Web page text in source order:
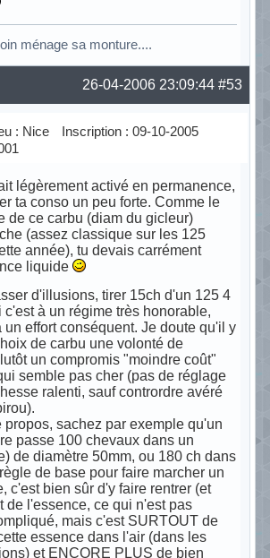
ménage sa monture....
#53
26-04-2006 23:09:44
: Nice
Inscription : 09-10-2005
légèrement activé en permanence,
ta conso un peu forte. Comme le
de ce carbu (diam du gicleur)
(assez classique sur les 125
année), tu devais carrément
liquide
d'illusions, tirer 15ch d'un 125 4
c'est à un régime très honorable,
un effort conséquent. Je doute qu'il y
de carbu une volonté de
un compromis "moindre coût"
semble pas cher (pas de réglage
ralenti, sauf contrordre avéré
propos, sachez par exemple qu'un
passe 100 chevaux dans un
de diamètre 50mm, ou 180 ch dans
de base pour faire marcher un
c'est bien sûr d'y faire rentrer (et
de l'essence, ce qui n'est pas
mais c'est SURTOUT de
essence dans l'air (dans les
et ENCORE PLUS de bien